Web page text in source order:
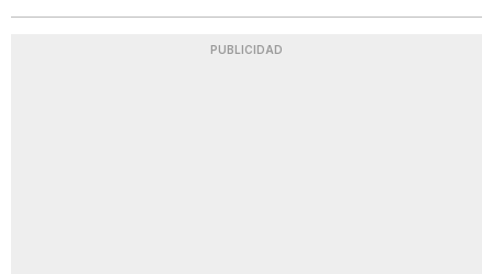
PUBLICIDAD